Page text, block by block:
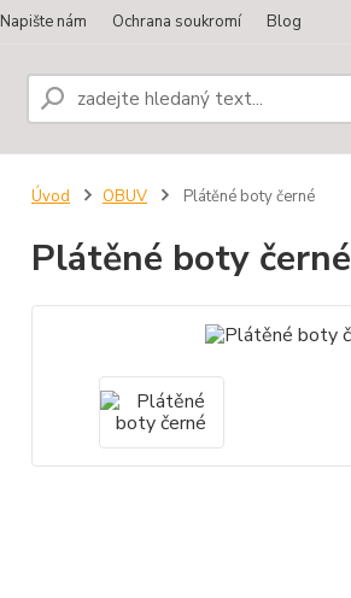
Napište nám Ochrana soukromí Blog
Úvod OBUV Plátěné boty černé
Plátěné boty černé